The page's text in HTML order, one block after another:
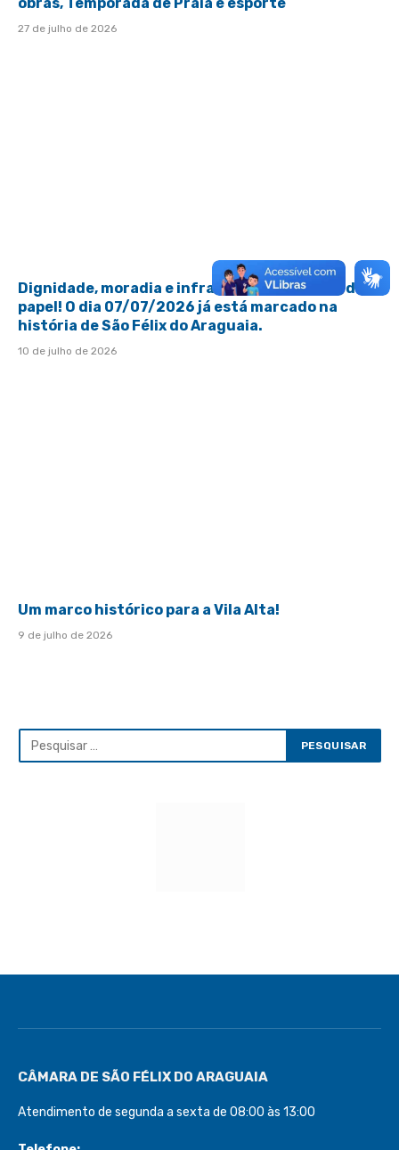
27 de julho de 2026
Dignidade, moradia e infraestrutura saindo do
papel! O dia 07/07/2026 já está marcado na
história de São Félix do Araguaia.
10 de julho de 2026
Um marco histórico para a Vila Alta!
9 de julho de 2026
Atendimento de segunda a sexta de 08:00 às 13:00